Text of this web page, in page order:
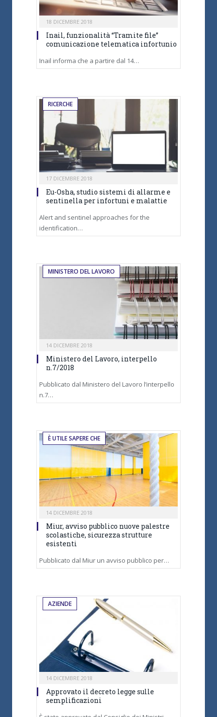
18 DICEMBRE 2018
Inail, funzionalità “Tramite file”
comunicazione telematica infortunio
Inail informa che a partire dal 14…
RICERCHE
17 DICEMBRE 2018
Eu-Osha, studio sistemi di allarme e
sentinella per infortuni e malattie
Alert and sentinel approaches for the
identification…
MINISTERO DEL LAVORO
14 DICEMBRE 2018
Ministero del Lavoro, interpello
n.7/2018
Pubblicato dal Ministero del Lavoro l’interpello
n.7…
È UTILE SAPERE CHE
14 DICEMBRE 2018
Miur, avviso pubblico nuove palestre
scolastiche, sicurezza strutture
esistenti
Pubblicato dal Miur un avviso pubblico per…
AZIENDE
14 DICEMBRE 2018
Approvato il decreto legge sulle
semplificazioni